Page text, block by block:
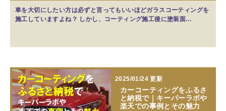
車を大切にしたい方は必ずと言ってもいいほどガラスコーティングを
施工していますよね？ しかし、コーティング施工後に塗装面…
2025/01/24 更新
カーコーティングをふるさ
と納税で｜キーパーラボや
楽天での事例とその魅力